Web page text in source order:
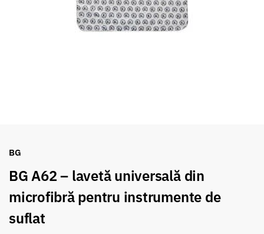
BG
BG A62 – lavetă universală din
microfibră pentru instrumente de
suflat